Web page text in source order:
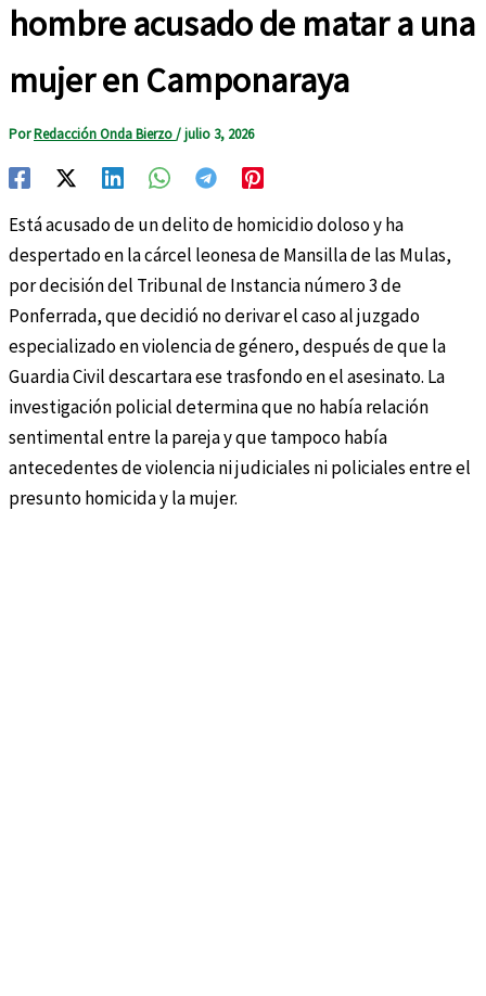
hombre acusado de matar a una
mujer en Camponaraya
PorRedacción Onda Bierzo/julio 3, 2026
Está acusado de un delito de homicidio doloso y ha
despertado en la cárcel leonesa de Mansilla de las Mulas,
por decisión del Tribunal de Instancia número 3 de
Ponferrada, que decidió no derivar el caso al juzgado
especializado en violencia de género, después de que la
Guardia Civil descartara ese trasfondo en el asesinato. La
investigación policial determina que no había relación
sentimental entre la pareja y que tampoco había
antecedentes de violencia ni judiciales ni policiales entre el
presunto homicida y la mujer.